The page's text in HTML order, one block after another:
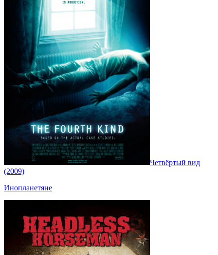
Четвёртый вид
(2009)
Инопланетяне